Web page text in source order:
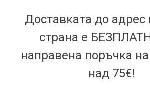
Доставката до адрес
страна е
направена поръчка
над 75€!